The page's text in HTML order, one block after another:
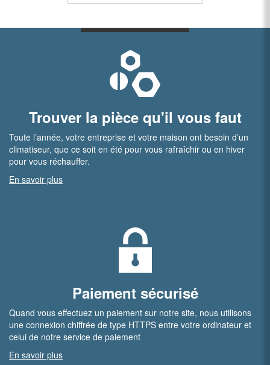
Trouver la pièce qu'il vous faut
Toute l’année, votre entreprise et votre maison ont besoin d’un
climatiseur, que ce soit en été pour vous rafraîchir ou en hiver
pour vous réchauffer.
En savoir plus
Paiement sécurisé
Quand vous effectuez un paiement sur notre site, nous utilisons
une connexion chiffrée de type HTTPS entre votre ordinateur et
celui de notre service de paiement
En savoir plus